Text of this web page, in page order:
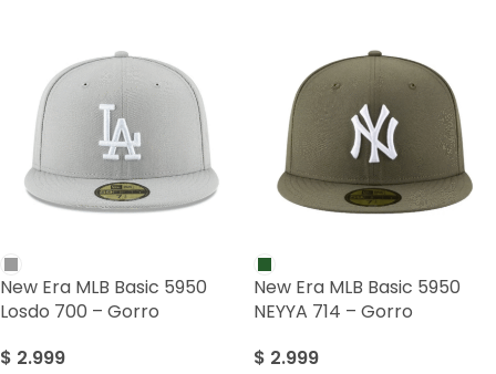
New Era MLB Basic 5950
Losdo 700 – Gorro
$ 2.999
New Era MLB Basic 5950
NEYYA 714 – Gorro
$ 2.999